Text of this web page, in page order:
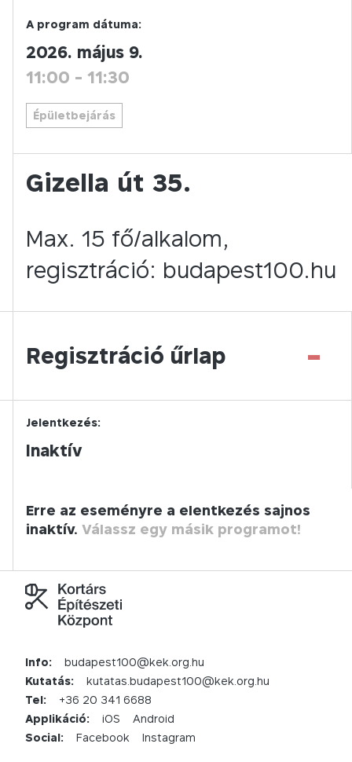
A program dátuma:
2026. május 9.
11:00 - 11:30
Épületbejárás
Gizella út 35.
Max. 15 fő/alkalom,
regisztráció: budapest100.hu
Regisztráció űrlap -
Jelentkezés:
Inaktív
Erre az eseményre a elentkezés sajnos
inaktív. Válassz egy másik programot!
Info:
budapest100@kek.org.hu
Kutatás:
kutatas.budapest100@kek.org.hu
Tel:
+36 20 341 6688
Applikáció:
iOS
Android
Social:
Facebook Instagram